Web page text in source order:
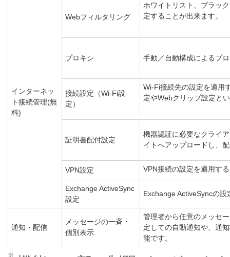
インターネッ
ト接続管理(無
料)
Webフィルタリング
ホワイトリスト、ブラッ
定することが出来ます。
プロキシ 手動／自動構成によるプ
接続設定（Wi-Fi設
定）
Wi-Fi接続先の設定を適用
定やWebクリップ設定と
証明書配付設定
機器認証に必要なクライ
イトへアップロードし、
VPN設定 VPN接続の設定を適用す
Exchange ActiveSync
設定
Exchange ActiveSyncの
通知・配信
メッセージの一斉・
個別表示
管理者から任意のメッセ
定しての自動通知や、通
能です。
※